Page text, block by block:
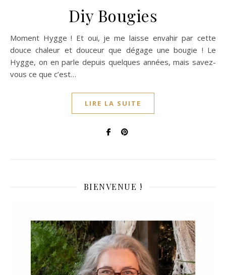
Diy Bougies
Moment Hygge ! Et oui, je me laisse envahir par cette
douce chaleur et douceur que dégage une bougie ! Le
Hygge, on en parle depuis quelques années, mais savez-
vous ce que c’est…
LIRE LA SUITE
BIENVENUE !